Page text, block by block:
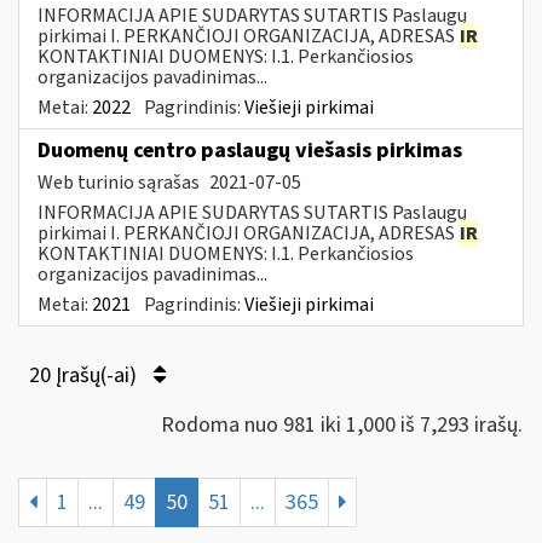
INFORMACIJA APIE SUDARYTAS SUTARTIS Paslaugų
pirkimai I. PERKANČIOJI ORGANIZACIJA, ADRESAS IR
KONTAKTINIAI DUOMENYS: I.1. Perkančiosios
organizacijos pavadinimas...
Metai: 2022 Pagrindinis:Viešieji pirkimai
Duomenų centro paslaugų viešasis pirkimas
Web turinio sąrašas 2021-07-05
INFORMACIJA APIE SUDARYTAS SUTARTIS Paslaugų
pirkimai I. PERKANČIOJI ORGANIZACIJA, ADRESAS IR
KONTAKTINIAI DUOMENYS: I.1. Perkančiosios
organizacijos pavadinimas...
Metai: 2021 Pagrindinis:Viešieji pirkimai
20 Įrašų(-ai)
Rodoma nuo 981 iki 1,000 iš 7,293 irašų.
1 ... 49 50 51 ... 365